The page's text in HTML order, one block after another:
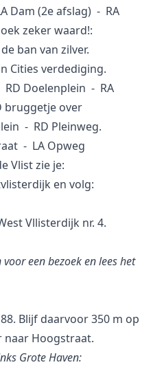
Dam (2e afslag) - RA
zeker waard!:
ban van zilver.
Cities verdediging.
Doelenplein - RA
bruggetje over
- RD Pleinweg.
- LA Opweg
Vlist zie je:
en volg:
Vllisterdijk nr. 4.
een bezoek en lees het
Blijf daarvoor 350 m op
naar Hoogstraat.
Grote Haven: